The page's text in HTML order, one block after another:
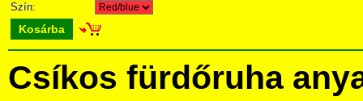
Szín:
Kosárba
Csíkos fürdőruha